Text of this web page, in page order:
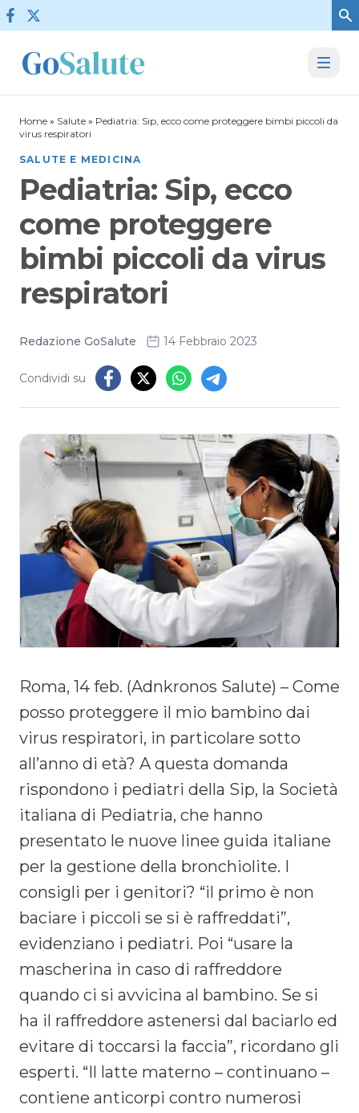
Vai al contenuto
Home » Salute » Pediatria: Sip, ecco come proteggere bimbi piccoli da
virus respiratori
SALUTE E MEDICINA
Pediatria: Sip, ecco
come proteggere
bimbi piccoli da virus
respiratori
Redazione GoSalute 14 Febbraio 2023
Condividi su
Roma, 14 feb. (Adnkronos Salute) – Come
posso proteggere il mio bambino dai
virus respiratori, in particolare sotto
all’anno di età? A questa domanda
rispondono i pediatri della Sip, la Società
italiana di Pediatria, che hanno
presentato le nuove linee guida italiane
per la gestione della bronchiolite. I
consigli per i genitori? “il primo è non
baciare i piccoli se si è raffreddati”,
evidenziano i pediatri. Poi “usare la
mascherina in caso di raffreddore
quando ci si avvicina al bambino. Se si
ha il raffreddore astenersi dal baciarlo ed
evitare di toccarsi la faccia”, ricordano gli
esperti. “Il latte materno – continuano –
contiene anticorpi contro numerosi